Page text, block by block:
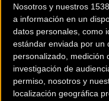
Nosotros y nuestros 1538
a información en un
datos personales, como
estándar enviada por un
personalizado, medición
investigación de
permiso, nosotros y
localización geográfica